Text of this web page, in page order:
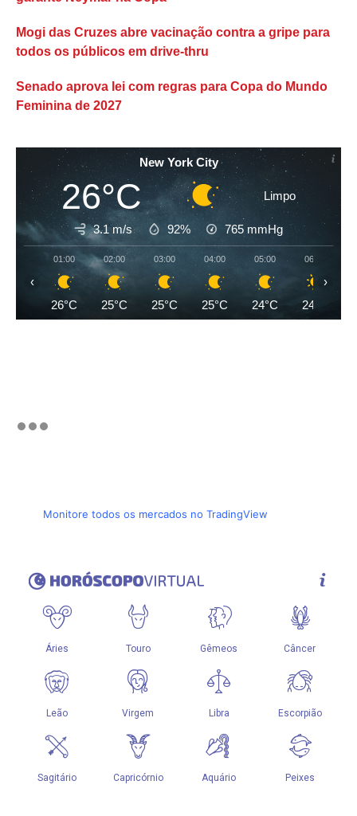
Mogi das Cruzes abre vacinação contra a gripe para
todos os públicos em drive-thru
Senado aprova lei com regras para Copa do Mundo
Feminina de 2027
New York City
26°C Limpo
3.1 m/s 92% 765 mmHg
01:00
26°C
02:00
25°C
03:00
25°C
04:00
25°C
05:00
24°C
06:00
24°C
‹ ›
Monitore todos os mercados no TradingView